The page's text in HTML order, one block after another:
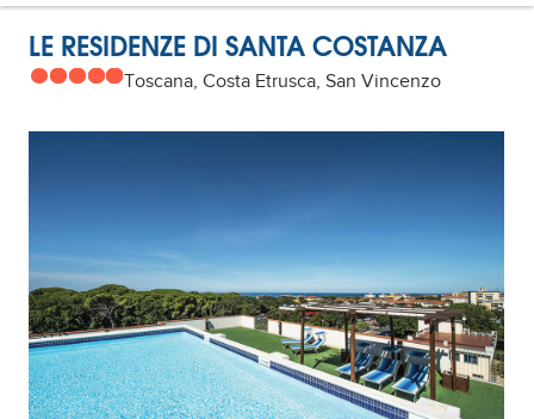
LE RESIDENZE DI SANTA COSTANZA
Toscana, Costa Etrusca, San Vincenzo